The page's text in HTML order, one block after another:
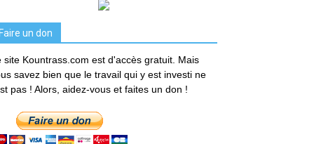
Faire un don
site Kountrass.com est d'accès gratuit. Mais
savez bien que le travail qui y est investi ne
pas ! Alors, aidez-vous et faites un don !